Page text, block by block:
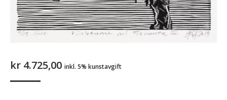
kr 4.725,00 inkl. 5% kunstavgift